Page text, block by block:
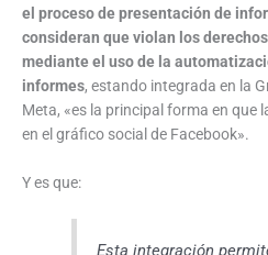
el proceso de presentación de
consideran que violan los
mediante el uso de la
informes, estando integrada en la
Meta, «es la principal forma en que
en el gráfico social de Facebook».
Y es que:
Esta integración